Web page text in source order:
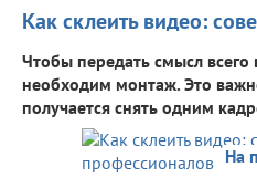
Как склеить видео:
Чтобы передать смысл
необходим монтаж. Это
получается снять одним
На